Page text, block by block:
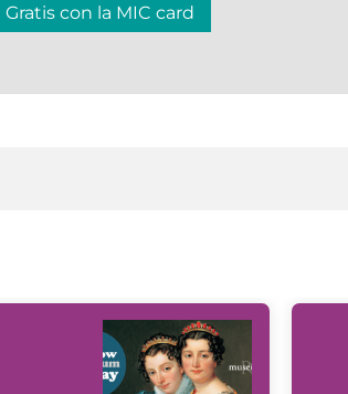
Gratis con la MIC card